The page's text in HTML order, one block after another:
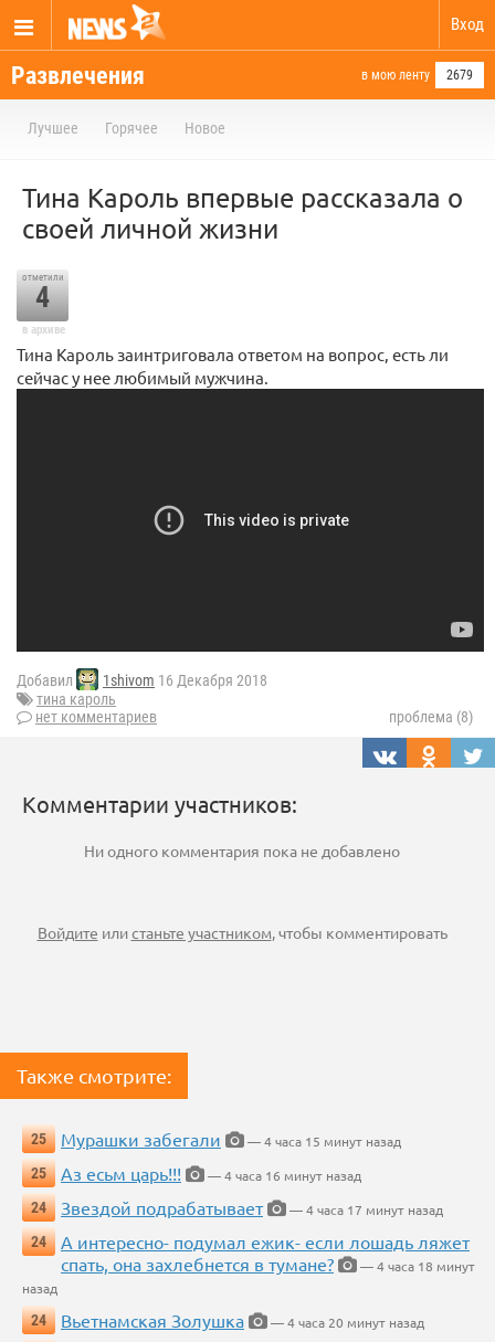
Вход
Развлечения в мою ленту 2679
Лучшее Горячее Новое
Тина Кароль впервые рассказала о
своей личной жизни
отметили
4
в архиве
Тина Кароль заинтриговала ответом на вопрос, есть ли
сейчас у нее любимый мужчина.
Добавил 1shivom 16 Декабря 2018
тина кароль
нет комментариев
проблема (8)
Комментарии участников:
Ни одного комментария пока не добавлено
Войдите илистаньте участником, чтобы комментировать
Также смотрите:
25 Мурашки забегали
— 4 часа 15 минут назад
25
Аз есьм царь!!!
— 4 часа 16 минут назад
24
Звездой подрабатывает
— 4 часа 17 минут назад
24
А интересно- подумал ежик- если лошадь ляжет
спать, она захлебнется в тумане?
— 4 часа 18 минут
назад
24
Вьетнамская Золушка
— 4 часа 20 минут назад